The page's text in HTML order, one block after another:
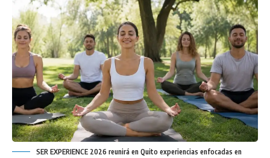
SER EXPERIENCE 2026 reunirá en Quito experiencias enfocadas en